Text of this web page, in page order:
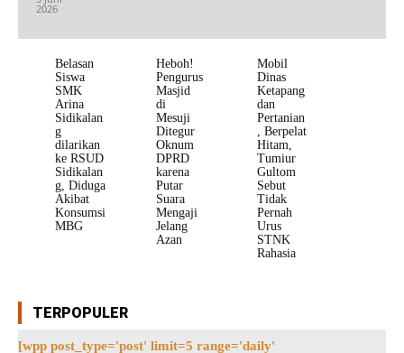
2026
Belasan
Siswa
SMK
Arina
Sidikalan
g
dilarikan
ke RSUD
Sidikalan
g, Diduga
Akibat
Konsumsi
MBG
Heboh!
Pengurus
Masjid
di
Mesuji
Ditegur
Oknum
DPRD
karena
Putar
Suara
Mengaji
Jelang
Azan
Mobil
Dinas
Ketapang
dan
Pertanian
, Berpelat
Hitam,
Tumiur
Gultom
Sebut
Tidak
Pernah
Urus
STNK
Rahasia
TERPOPULER
[wpp post_type='post' limit=5 range='daily'